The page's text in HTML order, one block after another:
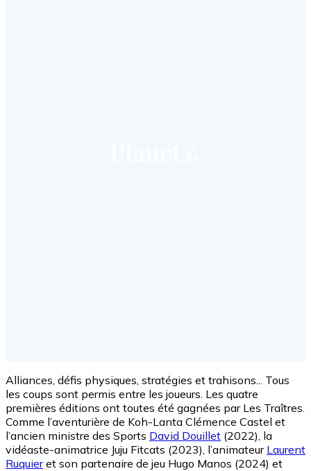
Alliances, défis physiques, stratégies et trahisons... Tous
les coups sont permis entre les joueurs. Les quatre
premières éditions ont toutes été gagnées par Les Traîtres.
Comme l’aventurière de Koh-Lanta Clémence Castel et
l’ancien ministre des Sports David Douillet (2022), la
vidéaste-animatrice Juju Fitcats (2023), l’animateur Laurent
Ruquieret son partenaire de jeu Hugo Manos (2024) et